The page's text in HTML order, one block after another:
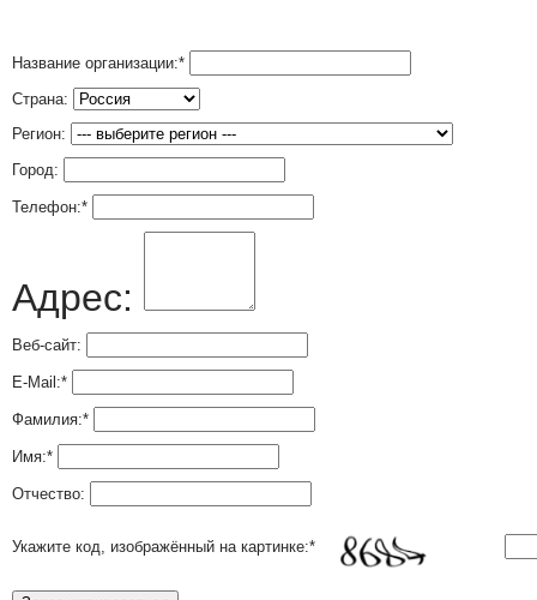
Название организации:*
Страна:
Регион:
Город:
Телефон:*
Адрес:
Веб-сайт:
E-Mail:*
Фамилия:*
Имя:*
Отчество:
Укажите код, изображённый на картинке:*